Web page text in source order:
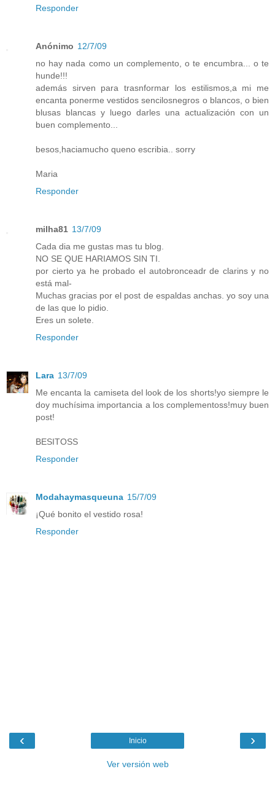
Responder
Anónimo 12/7/09
no hay nada como un complemento, o te encumbra... o te
hunde!!!
además sirven para trasnformar los estilismos,a mi me
encanta ponerme vestidos sencilosnegros o blancos, o bien
blusas blancas y luego darles una actualización con un
buen complemento...
besos,haciamucho queno escribia.. sorry
Maria
Responder
milha81 13/7/09
Cada dia me gustas mas tu blog.
NO SE QUE HARIAMOS SIN TI.
por cierto ya he probado el autobronceadr de clarins y no
está mal-
Muchas gracias por el post de espaldas anchas. yo soy una
de las que lo pidio.
Eres un solete.
Responder
Lara 13/7/09
Me encanta la camiseta del look de los shorts!yo siempre le
doy muchísima importancia a los complementoss!muy buen
post!
BESITOSS
Responder
Modahaymasqueuna 15/7/09
¡Qué bonito el vestido rosa!
Responder
‹ ›
Inicio
Ver versión web